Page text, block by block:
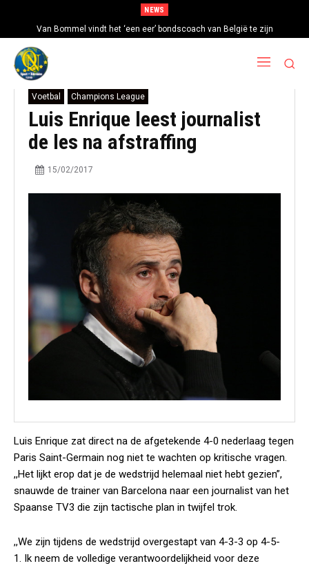
NEWS
Van Bommel vindt het ‘een eer’ bondscoach van België te zijn
Voetbal Champions League
Luis Enrique leest journalist
de les na afstraffing
15/02/2017
Luis Enrique zat direct na de afgetekende 4-0 nederlaag tegen
Paris Saint-Germain nog niet te wachten op kritische vragen.
,,Het lijkt erop dat je de wedstrijd helemaal niet hebt gezien”,
snauwde de trainer van Barcelona naar een journalist van het
Spaanse TV3 die zijn tactische plan in twijfel trok.
,,We zijn tijdens de wedstrijd overgestapt van 4-3-3 op 4-5-
1. Ik neem de volledige verantwoordelijkheid voor deze